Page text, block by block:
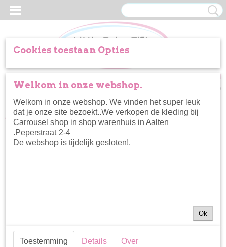
(0)
Home>Accessoires>Bess haarbandje
Cookies toestaan Opties
Welkom in onze webshop.
Welkom in onze webshop. We vinden het super leuk
dat je onze site bezoekt..We verkopen de kleding bij
Carrousel shop in shop warenhuis in Aalten
.Peperstraat 2-4
De webshop is tijdelijk gesloten!.
Ok
Toestemming Details Over